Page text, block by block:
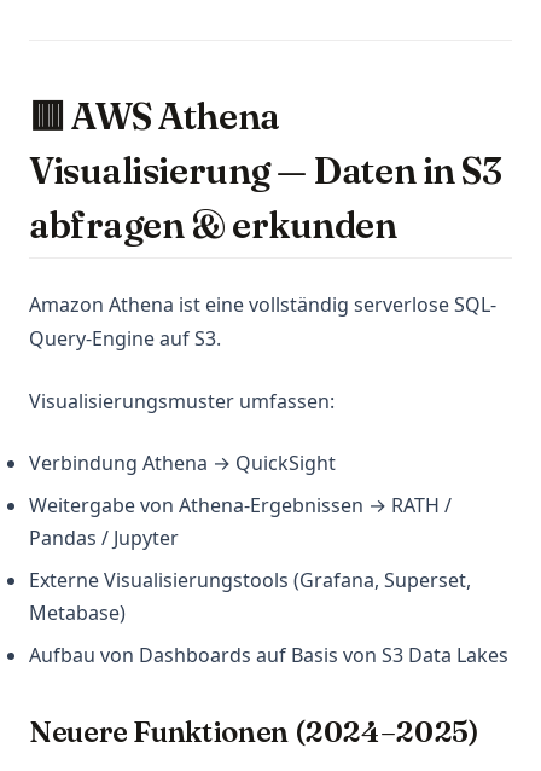
🟥 AWS Athena
Visualisierung — Daten in S3
abfragen & erkunden
Amazon Athena ist eine vollständig serverlose SQL-
Query-Engine auf S3.
Visualisierungsmuster umfassen:
Verbindung Athena → QuickSight
Weitergabe von Athena-Ergebnissen → RATH /
Pandas / Jupyter
Externe Visualisierungstools (Grafana, Superset,
Metabase)
Aufbau von Dashboards auf Basis von S3 Data Lakes
Neuere Funktionen (2024–2025)